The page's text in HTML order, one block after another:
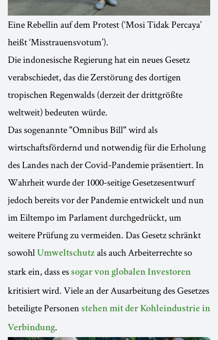
Eine Rebellin auf dem Protest (‘Mosi Tidak Percaya’
heißt ‘Misstrauensvotum’).
Die indonesische Regierung hat ein neues Gesetz
verabschiedet, das die Zerstörung des dortigen
tropischen Regenwalds (derzeit der drittgrößte
weltweit) bedeuten würde.
Das sogenannte "Omnibus Bill" wird als
wirtschaftsfördernd und notwendig für die Erholung
des Landes nach der Covid-Pandemie präsentiert. In
Wahrheit wurde der 1000-seitige Gesetzesentwurf
jedoch bereits vor der Pandemie entwickelt und nun
im Eiltempo im Parlament durchgedrückt, um
weitere Prüfung zu vermeiden. Das Gesetz schränkt
sowohl Umweltschutz als auch Arbeiterrechte so
stark ein, dass es sogar von globalen Investoren
kritisiert wird. Viele an der Ausarbeitung des Gesetzes
beteiligte Personen stehen mit der Kohleindustrie in
Verbindung.